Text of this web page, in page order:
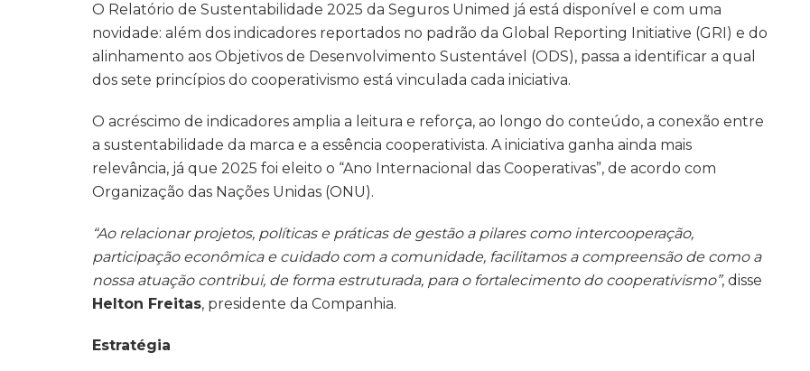
O Relatório de Sustentabilidade 2025 da Seguros Unimed já está disponível e com uma
novidade: além dos indicadores reportados no padrão da Global Reporting Initiative (GRI) e do
alinhamento aos Objetivos de Desenvolvimento Sustentável (ODS), passa a identificar a qual
dos sete princípios do cooperativismo está vinculada cada iniciativa.
O acréscimo de indicadores amplia a leitura e reforça, ao longo do conteúdo, a conexão entre
a sustentabilidade da marca e a essência cooperativista. A iniciativa ganha ainda mais
relevância, já que 2025 foi eleito o “Ano Internacional das Cooperativas”, de acordo com
Organização das Nações Unidas (ONU).
“Ao relacionar projetos, políticas e práticas de gestão a pilares como intercooperação,
participação econômica e cuidado com a comunidade, facilitamos a compreensão de como a
nossa atuação contribui, de forma estruturada, para o fortalecimento do cooperativismo”, disse
Helton Freitas, presidente da Companhia.
Estratégia